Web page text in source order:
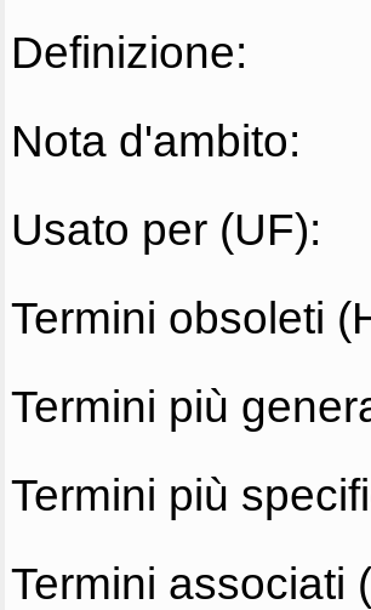
Definizione:
Nota d'ambito:
Usato per (UF):
Termini obsoleti
Termini più
Termini più
Termini associati